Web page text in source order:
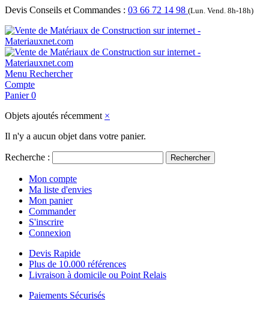
Devis Conseils et Commandes : 03 66 72 14 98 (Lun. Vend. 8h-18h)
Menu Rechercher
Compte
Panier 0
Objets ajoutés récemment ×
Il n'y a aucun objet dans votre panier.
Recherche : Rechercher
Mon compte
Ma liste d'envies
Mon panier
Commander
S'inscrire
Connexion
Devis Rapide
Plus de 10.000 références
Livraison à domicile ou Point Relais
Paiements Sécurisés